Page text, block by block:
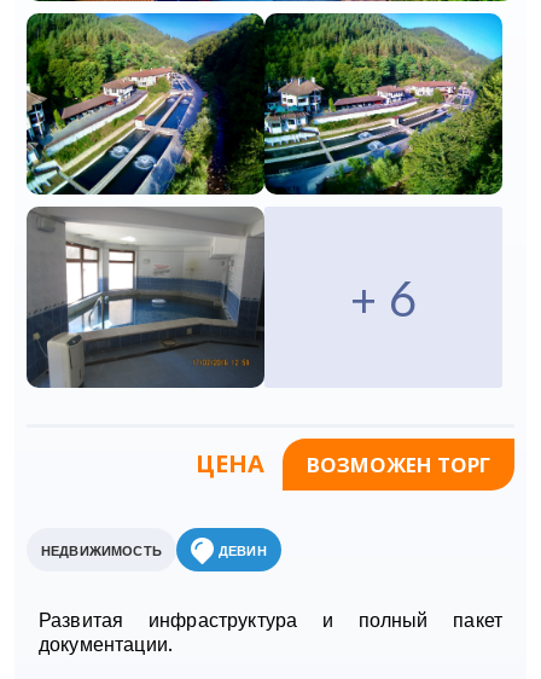
+ 6
ЦЕНА ВОЗМОЖЕН ТОРГ
НЕДВИЖИМОСТЬ ДЕВИН
Развитая инфраструктура и полный пакет
документации.